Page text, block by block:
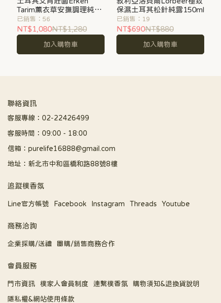
Tarim薰衣草安撫調理純露
250ml
已銷售：56
NT$1,080NT$1,280
加入購物車
保濕土耳其松針純露150ml
已銷售：19
NT$690NT$880
加入購物車
聯絡資訊
客服專線：02-22426499
客服時間：09:00 - 18:00
信箱：purelife16888@gmail.com
地址：新北市中和區橋和路88號8樓
追蹤樸香氛
Line官方帳號 Facebook Instagram Threads Youtube
商務洽詢
企業採購/送禮 團購/銷售商務合作
會員服務
門市資訊 樸家人會員制度 連繫樸香氛
購物須知&退換貨說明
隱私權&網站使用條款